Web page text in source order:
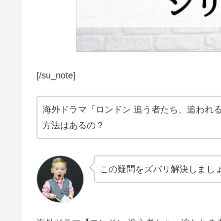
[/su_note]
海外ドラマ「ロンドン 追う者たち、追わ
方法はあるの？
この疑問をズバリ解決しまし